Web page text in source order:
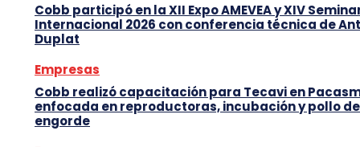
Cobb participó en la XII Expo AMEVEA y XIV
Internacional 2026 con conferencia técnica de
Duplat
Empresas
Cobb realizó capacitación para Tecavi en
enfocada en reproductoras, incubación y pollo de
engorde